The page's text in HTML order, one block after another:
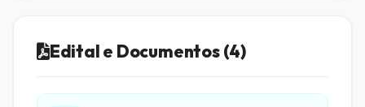
Edital e Documentos (4)